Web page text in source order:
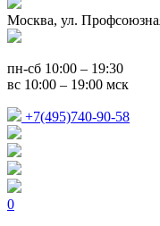
Москва, ул.
пн-сб 10:00 – 19:30
вс 10:00 – 19:00 мск
+7(495)740-90-58
0